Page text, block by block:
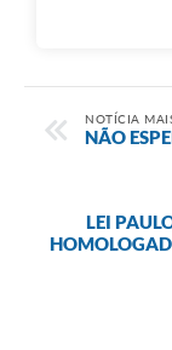
NOTÍCIA
NÃO
LEI